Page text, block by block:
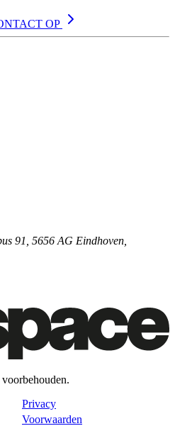
OP
91, 5656 AG Eindhoven,
Privacy
Voorwaarden